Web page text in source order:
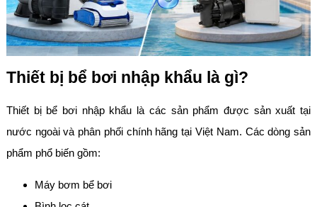
Thiết bị bể bơi nhập khẩu là gì?
Thiết bị bể bơi nhập khẩu là các sản phẩm được sản xuất tại
nước ngoài và phân phối chính hãng tại Việt Nam. Các dòng sản
phẩm phổ biến gồm:
Máy bơm bể bơi